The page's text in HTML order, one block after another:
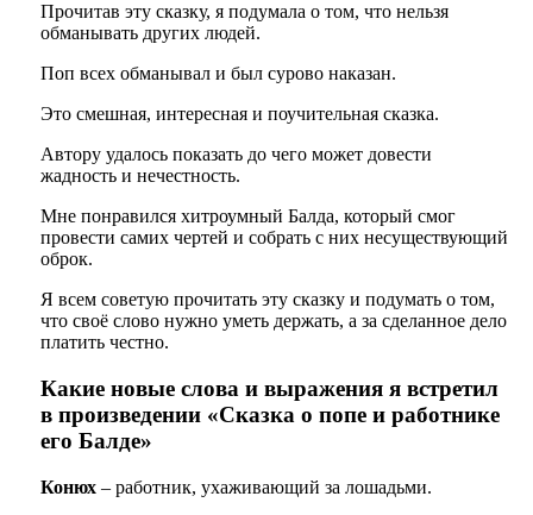
Прочитав эту сказку, я подумала о том, что нельзя
обманывать других людей.
Поп всех обманывал и был сурово наказан.
Это смешная, интересная и поучительная сказка.
Автору удалось показать до чего может довести
жадность и нечестность.
Мне понравился хитроумный Балда, который смог
провести самих чертей и собрать с них несуществующий
оброк.
Я всем советую прочитать эту сказку и подумать о том,
что своё слово нужно уметь держать, а за сделанное дело
платить честно.
Какие новые слова и выражения я встретил
в произведении «Сказка о попе и работнике
его Балде»
Конюх– работник, ухаживающий за лошадьми.